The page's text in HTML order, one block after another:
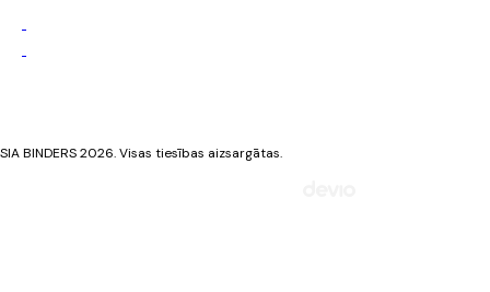
SIA BINDERS 2026. Visas tiesības aizsargātas.